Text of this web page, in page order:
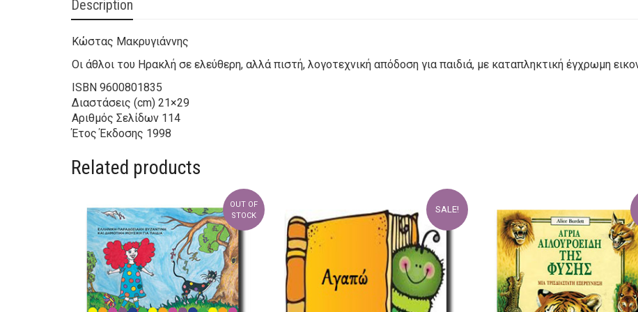
Description
Κώστας Μακρυγιάννης
Οι άθλοι του Ηρακλή σε ελεύθερη, αλλά πιστή, λογοτεχνική απόδοση για παιδιά, με καταπληκτική έγχρωμη
ISBN 9600801835
Διαστάσεις (cm) 21×29
Αριθμός Σελίδων 114
Έτος Έκδοσης 1998
Related products
OUT OF
STOCK
SALE!